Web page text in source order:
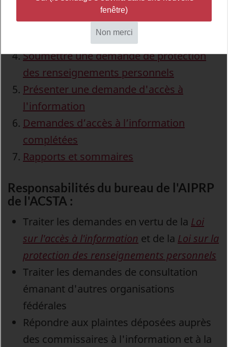
Les renseignements contenus par les
cartes d’embarquement électroniques
Soumettre une demande de protection
des renseignements personnels
Présenter une demande d'accès à
l'information
Demandes d’accès à l’information
complétées
Rapports et sommaires
Responsabilités du bureau de l'AIPRP
de l'ACSTA :
Traiter les demandes en vertu de la Loi
sur l'accès à l'information et de la Loi sur la
protection des renseignements personnels
Traiter les demandes de consultation
émanant d'autres organisations
fédérales
Répondre aux plaintes déposées auprès
des commissaires à l'information et à la